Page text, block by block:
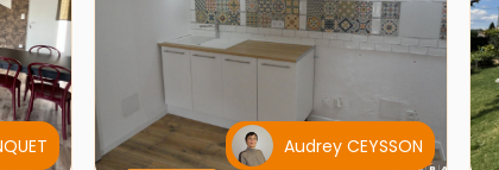
Audrey CEYSSON